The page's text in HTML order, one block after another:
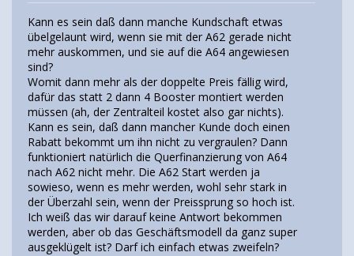
Kann es sein daß dann manche Kundschaft etwas
übelgelaunt wird, wenn sie mit der A62 gerade nicht
mehr auskommen, und sie auf die A64 angewiesen
sind?
Womit dann mehr als der doppelte Preis fällig wird,
dafür das statt 2 dann 4 Booster montiert werden
müssen (ah, der Zentralteil kostet also gar nichts).
Kann es sein, daß dann mancher Kunde doch einen
Rabatt bekommt um ihn nicht zu vergraulen? Dann
funktioniert natürlich die Querfinanzierung von A64
nach A62 nicht mehr. Die A62 Start werden ja
sowieso, wenn es mehr werden, wohl sehr stark in
der Überzahl sein, wenn der Preissprung so hoch ist.
Ich weiß das wir darauf keine Antwort bekommen
werden, aber ob das Geschäftsmodell da ganz super
ausgeklügelt ist? Darf ich einfach etwas zweifeln?